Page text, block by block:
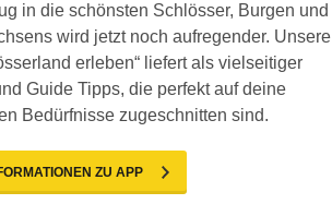
in die schönsten Schlösser, Burgen und
wird jetzt noch aufregender. Unsere
erleben“ liefert als vielseitiger
Guide Tipps, die perfekt auf deine
Bedürfnisse zugeschnitten sind.
ZU APP